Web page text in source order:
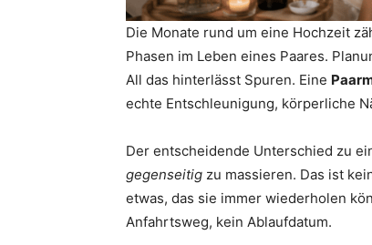
Die Monate rund um eine Hochzeit
Phasen im Leben eines Paares.
All das hinterlässt Spuren. Eine
echte Entschleunigung, körperliche
Der entscheidende Unterschied zu
gegenseitig zu massieren. Das ist
etwas, das sie immer wiederholen
Anfahrtsweg, kein Ablaufdatum.